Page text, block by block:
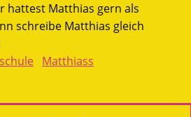
hattest Matthias gern als
schreibe Matthias gleich
Matthiass